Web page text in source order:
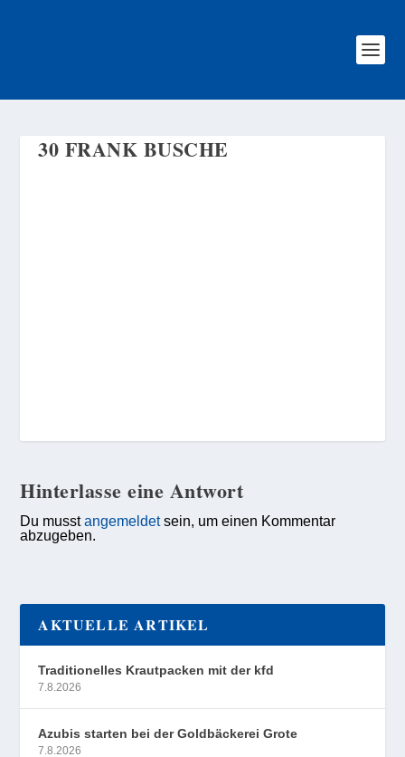
30 FRANK BUSCHE
Hinterlasse eine Antwort
Du musstangemeldetsein, um einen Kommentar
abzugeben.
AKTUELLE ARTIKEL
Traditionelles Krautpacken mit der kfd
7.8.2026
Azubis starten bei der Goldbäckerei Grote
7.8.2026